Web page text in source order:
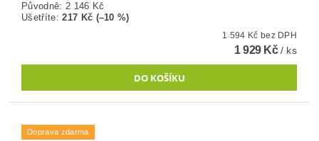
Původně: 2 146 Kč
Ušetříte:217 Kč (–10 %)
1 594 Kč bez DPH
1 929 Kč/ ks
Doprava zdarma